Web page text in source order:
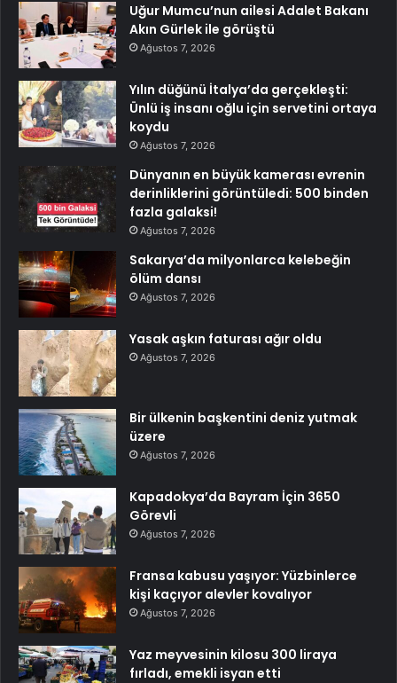
Uğur Mumcu’nun ailesi Adalet Bakanı
Akın Gürlek ile görüştü
Ağustos 7, 2026
Yılın düğünü İtalya’da gerçekleşti:
Ünlü iş insanı oğlu için servetini ortaya
koydu
Ağustos 7, 2026
Dünyanın en büyük kamerası evrenin
derinliklerini görüntüledi: 500 binden
fazla galaksi!
Ağustos 7, 2026
Sakarya’da milyonlarca kelebeğin
ölüm dansı
Ağustos 7, 2026
Yasak aşkın faturası ağır oldu
Ağustos 7, 2026
Bir ülkenin başkentini deniz yutmak
üzere
Ağustos 7, 2026
Kapadokya’da Bayram İçin 3650
Görevli
Ağustos 7, 2026
Fransa kabusu yaşıyor: Yüzbinlerce
kişi kaçıyor alevler kovalıyor
Ağustos 7, 2026
Yaz meyvesinin kilosu 300 liraya
fırladı, emekli isyan etti